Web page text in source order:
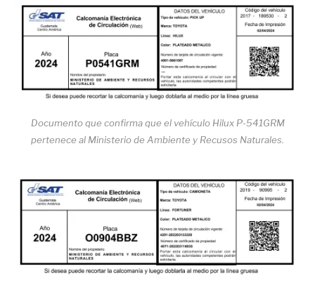
Documento que confirma que el vehículo Hilux P-541GRM
pertenece al Ministerio de Ambiente y Recusos Naturales.